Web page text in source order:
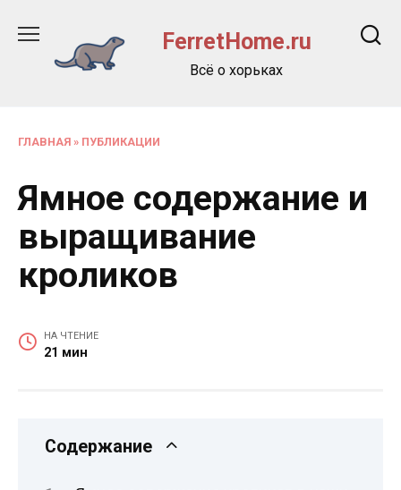
содержанию
FerretHome.ru
Всё о хорьках
ГЛАВНАЯ » ПУБЛИКАЦИИ
Ямное содержание и
выращивание
кроликов
НА ЧТЕНИЕ
21 мин
Содержание